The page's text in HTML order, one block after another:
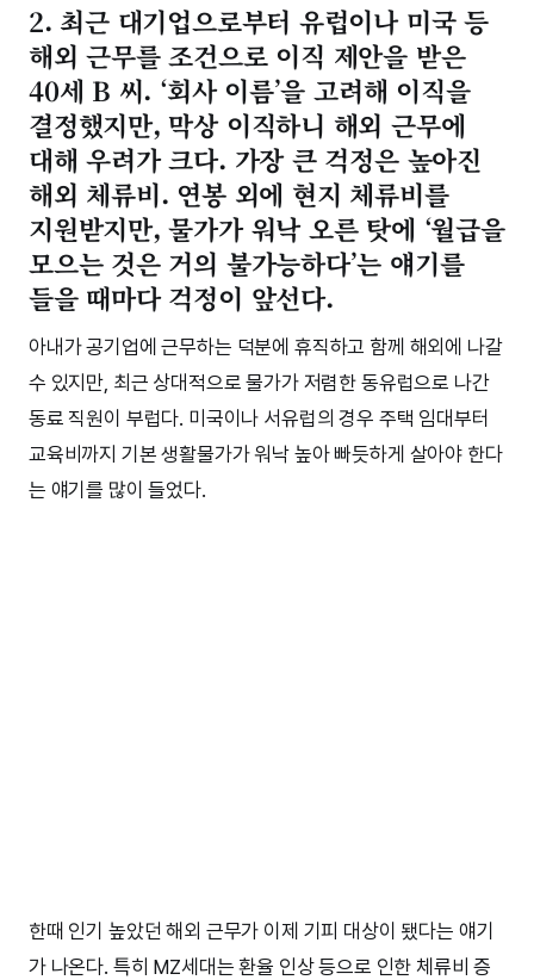
2. 최근 대기업으로부터 유럽이나 미국 등
해외 근무를 조건으로 이직 제안을 받은
40세 B 씨. ‘회사 이름’을 고려해 이직을
결정했지만, 막상 이직하니 해외 근무에
대해 우려가 크다. 가장 큰 걱정은 높아진
해외 체류비. 연봉 외에 현지 체류비를
지원받지만, 물가가 워낙 오른 탓에 ‘월급을
모으는 것은 거의 불가능하다’는 얘기를
들을 때마다 걱정이 앞선다.
아내가 공기업에 근무하는 덕분에 휴직하고 함께 해외에 나갈
수 있지만, 최근 상대적으로 물가가 저렴한 동유럽으로 나간
동료 직원이 부럽다. 미국이나 서유럽의 경우 주택 임대부터
교육비까지 기본 생활물가가 워낙 높아 빠듯하게 살아야 한다
는 얘기를 많이 들었다.
한때 인기 높았던 해외 근무가 이제 기피 대상이 됐다는 얘기
가 나온다. 특히 MZ세대는 환율 인상 등으로 인한 체류비 증